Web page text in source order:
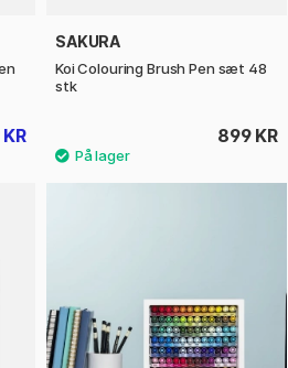
SAKURA
Koi Colouring Brush Pen sæt 48
stk
899 KR